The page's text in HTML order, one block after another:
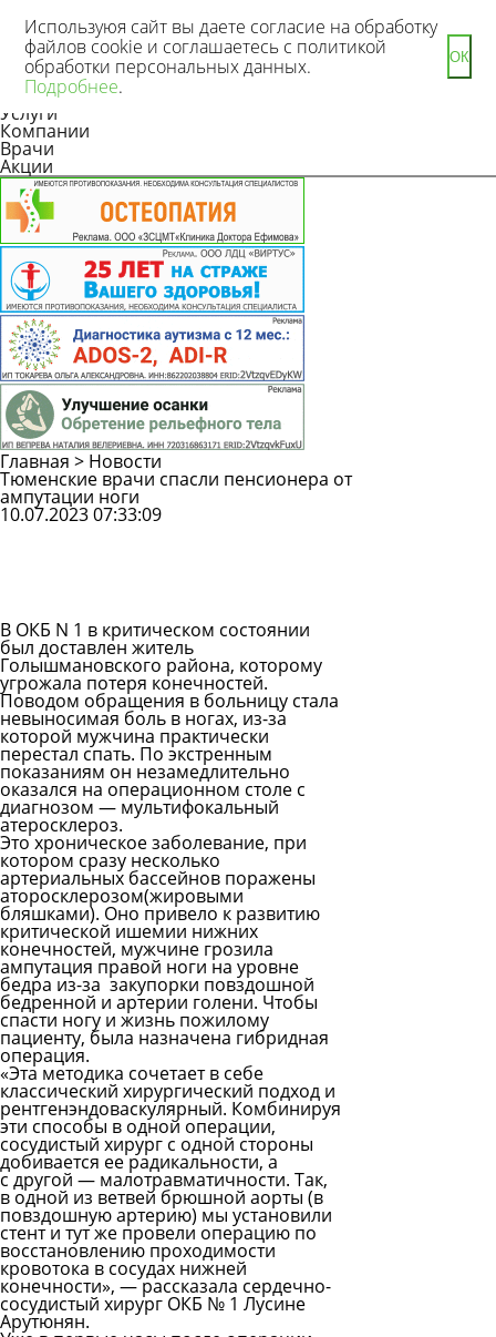
Новости
Статьи
Услуги
Компании
Врачи
Акции
Главная > Новости
Тюменские врачи спасли пенсионера от
ампутации ноги
10.07.2023 07:33:09
В ОКБ N 1 в критическом состоянии
был доставлен житель
Голышмановского района, которому
угрожала потеря конечностей.
Поводом обращения в больницу стала
невыносимая боль в ногах, из-за
которой мужчина практически
перестал спать. По экстренным
показаниям он незамедлительно
оказался на операционном столе с
диагнозом — мультифокальный
атеросклероз.
Это хроническое заболевание, при
котором сразу несколько
артериальных бассейнов поражены
аторосклерозом(жировыми
бляшками). Оно привело к развитию
критической ишемии нижних
конечностей, мужчине грозила
ампутация правой ноги на уровне
бедра из-за закупорки повздошной
бедренной и артерии голени. Чтобы
спасти ногу и жизнь пожилому
пациенту, была назначена гибридная
операция.
«Эта методика сочетает в себе
классический хирургический подход и
рентгенэндоваскулярный. Комбинируя
эти способы в одной операции,
сосудистый хирург с одной стороны
добивается ее радикальности, а
с другой — малотравматичности. Так,
в одной из ветвей брюшной аорты (в
повздошную артерию) мы установили
стент и тут же провели операцию по
восстановлению проходимости
кровотока в сосудах нижней
конечности», — рассказала сердечно-
сосудистый хирург ОКБ № 1 Лусине
Арутюнян.
Используюя сайт вы даете согласие на обработку
файлов cookie и соглашаетесь с политикой
обработки персональных данных.
Подробнее.
ОК